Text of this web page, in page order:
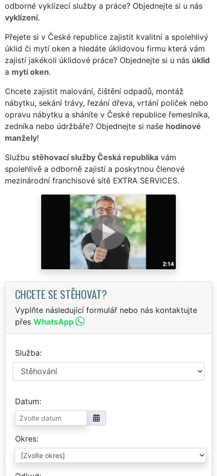
odborné vyklízecí služby a práce? Objednejte si u nás
vyklízení.
Přejete si v České republice zajistit kvalitní a spolehlivý
úklid či mytí oken a hledáte úklidovou firmu která vám
zajistí jakékoli úklidové práce? Objednejte si u nás úklid
a mytí oken.
Chcete zajistit malování, čištění odpadů, montáž
nábytku, sekání trávy, řezání dřeva, vrtání poliček nebo
opravu nábytku a sháníte v České republice řemeslníka,
zedníka nebo údržbáře? Objednejte si naše hodinové
manžely!
Službu stěhovací služby Česká republika vám
spolehlivě a odborně zajistí a poskytnou členové
mezinárodní franchisové sítě EXTRA SERVICES.
CHCETE SE STĚHOVAT?
Vyplňte následující formulář nebo nás kontaktujte
přes WhatsApp
Služba
Datum
Okres